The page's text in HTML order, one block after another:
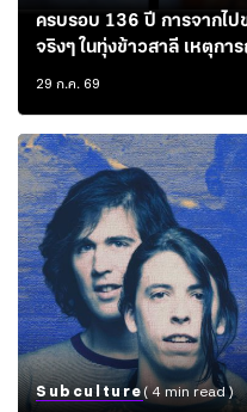
ครบรอบ 136 ปี การจากไป
จริงๆ ในทุ่งข้าวสาลี เหตุก
29 ก.ค. 69
Subculture( 4 min read )